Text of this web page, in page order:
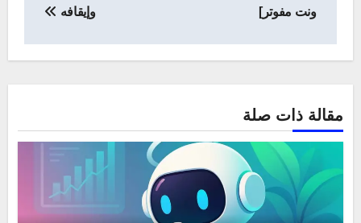
ونت مفوتر]
وإيقافه
مقالة ذات صلة